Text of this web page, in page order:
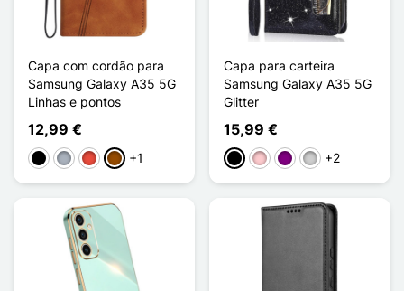
Capa com cordão para
Samsung Galaxy A35 5G
Linhas e pontos
12,99 €
PretoCinzentoVermelho
Castanho
+1
Capa para carteira
Samsung Galaxy A35 5G
Glitter
15,99 €
PretoRosaPúrpura
Prata+2